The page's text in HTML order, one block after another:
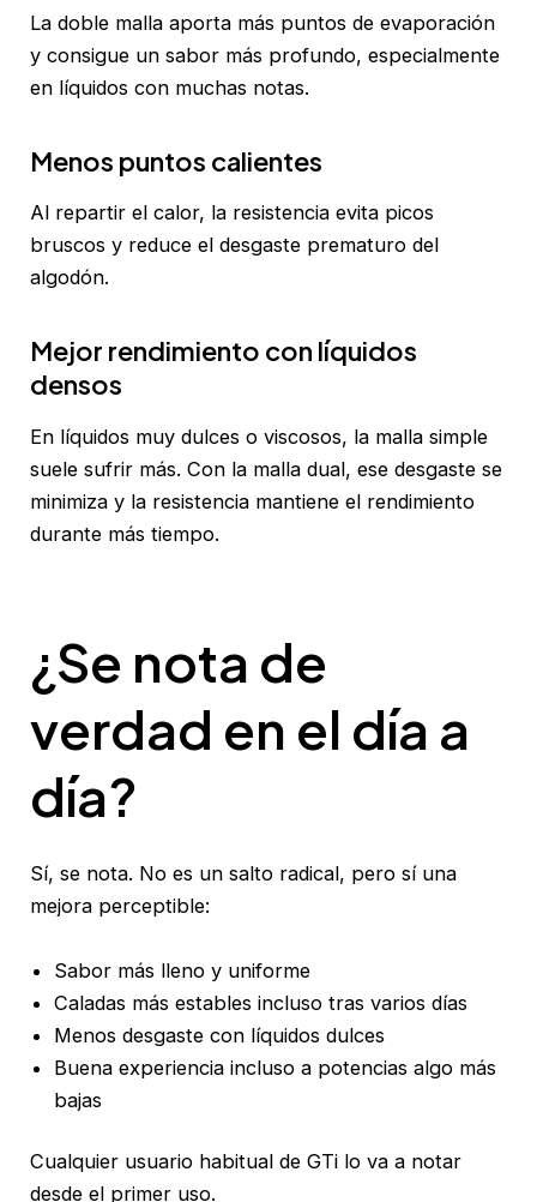
La doble malla aporta más puntos de evaporación
y consigue un sabor más profundo, especialmente
en líquidos con muchas notas.
Menos puntos calientes
Al repartir el calor, la resistencia evita picos
bruscos y reduce el desgaste prematuro del
algodón.
Mejor rendimiento con líquidos
densos
En líquidos muy dulces o viscosos, la malla simple
suele sufrir más. Con la malla dual, ese desgaste se
minimiza y la resistencia mantiene el rendimiento
durante más tiempo.
¿Se nota de
verdad en el día a
día?
Sí, se nota. No es un salto radical, pero sí una
mejora perceptible:
Sabor más lleno y uniforme
Caladas más estables incluso tras varios días
Menos desgaste con líquidos dulces
Buena experiencia incluso a potencias algo más
bajas
Cualquier usuario habitual de GTi lo va a notar
desde el primer uso.